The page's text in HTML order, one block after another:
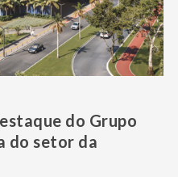
do Grupo
do setor da